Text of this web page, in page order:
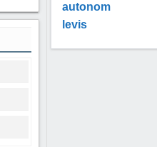
autonom
levis